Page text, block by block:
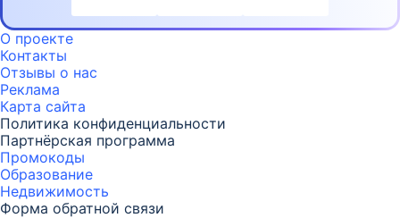
О проекте
Контакты
Отзывы о нас
Реклама
Карта сайта
Политика конфиденциальности
Партнёрская программа
Промокоды
Образование
Недвижимость
Форма обратной связи